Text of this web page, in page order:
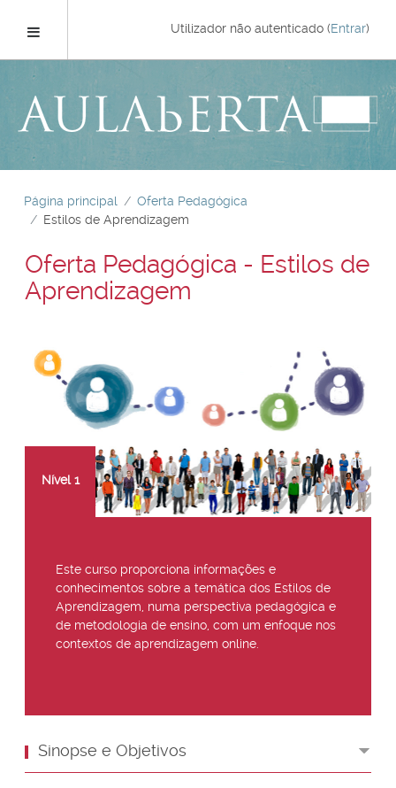
conteúdo
principal
Utilizador não autenticado (Entrar)
Página principal
Oferta Pedagógica
Estilos de Aprendizagem
Oferta Pedagógica - Estilos de
Aprendizagem
Nível1
Este curso proporciona informações e
conhecimentos sobre a temática dos Estilos de
Aprendizagem, numa perspectiva pedagógica e
de metodologia de ensino, com um enfoque nos
contextos de aprendizagem online.
Sinopse e Objetivos